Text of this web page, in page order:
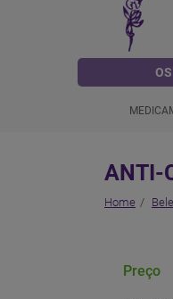
ANTI-
Home
Preço